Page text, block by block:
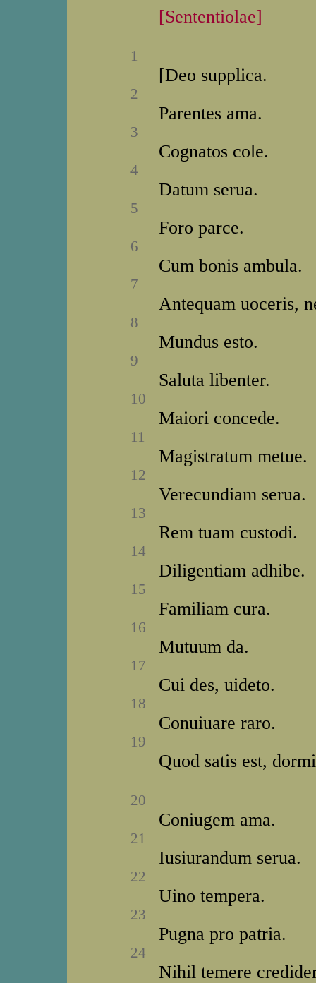
[Sententiolae]
1
[Deo supplica.
2
Parentes ama.
3
Cognatos cole.
4
Datum serua.
5
Foro parce.
6
Cum bonis ambula.
7
Antequam uoceris,
8
Mundus esto.
9
Saluta libenter.
10
Maiori concede.
11
Magistratum metue.
12
Verecundiam serua.
13
Rem tuam custodi.
14
Diligentiam adhibe.
15
Familiam cura.
16
Mutuum da.
17
Cui des, uideto.
18
Conuiuare raro.
19
Quod satis est,
20
Coniugem ama.
21
Iusiurandum serua.
22
Uino tempera.
23
Pugna pro patria.
24
Nihil temere